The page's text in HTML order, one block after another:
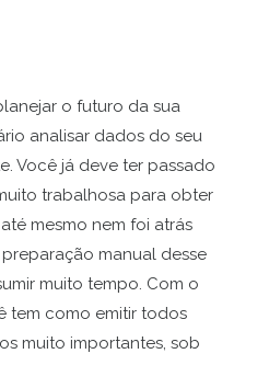
o futuro da sua
analisar dados do seu
Você já deve ter passado
trabalhosa para obter
mesmo nem foi atrás
manual desse
muito tempo. Com o
tem como emitir todos
muito importantes, sob